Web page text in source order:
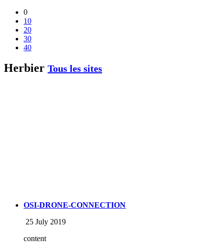
0
10
20
30
40
Herbier Tous les sites
OSI-DRONE-CONNECTION
25 July 2019
content